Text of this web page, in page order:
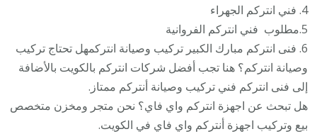
4. فني انتركم الجهراء
5.مطلوب فني انتركم الفروانية
6. فنى انتركم مبارك الكبير تركيب وصيانة انتركمهل تحتاج تركيب
وصيانة انتركم؟ هنا تجب أفضل شركات انتركم بالكويت بالأضافة
إلى فنى انتركم فني تركيب وصيانة أنتركم ممتاز.
هل تبحث عن اجهزة انتركم واي فاي؟ نحن متجر ومخزن متخصص
بيع وتركيب اجهزة أنتركم واي فاي في الكويت.